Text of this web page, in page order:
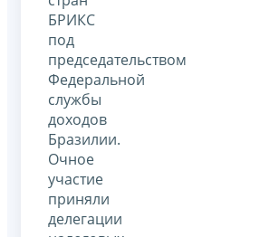
БРИКС
под
председательством
Федеральной
службы
доходов
Бразилии.
Очное
участие
приняли
делегации